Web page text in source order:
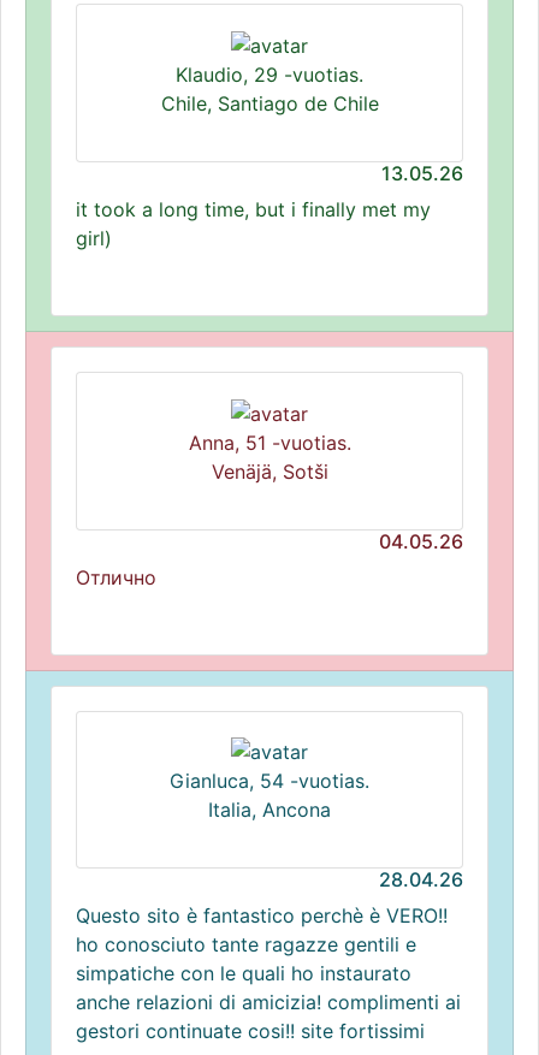
Klaudio, 29 -vuotias.
Chile, Santiago de Chile
13.05.26
it took a long time, but i finally met my
girl)
Anna, 51 -vuotias.
Venäjä, Sotši
04.05.26
Отлично
Gianluca, 54 -vuotias.
Italia, Ancona
28.04.26
Questo sito è fantastico perchè è VERO!!
ho conosciuto tante ragazze gentili e
simpatiche con le quali ho instaurato
anche relazioni di amicizia! complimenti ai
gestori continuate cosi!! site fortissimi